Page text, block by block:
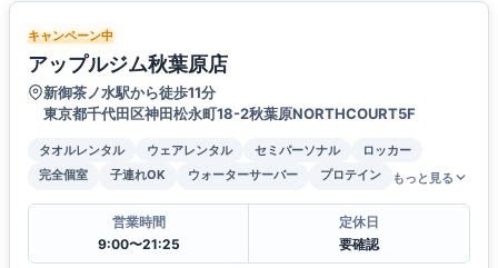
キャンペーン中
アップルジム秋葉原店
新御茶ノ水駅から徒歩11分
東京都千代田区神田松永町18-2秋葉原NORTHCOURT5F
タオルレンタル ウェアレンタル セミパーソナル
ロッカー
完全個室
子連れOK ウォーターサーバー プロテイン もっと見る
営業時間
9:00〜21:25
定休日
要確認